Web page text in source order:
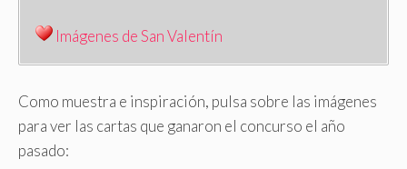
Imágenes de San Valentín
Como muestra e inspiración, pulsa sobre las imágenes
para ver las cartas que ganaron el concurso el año
pasado: